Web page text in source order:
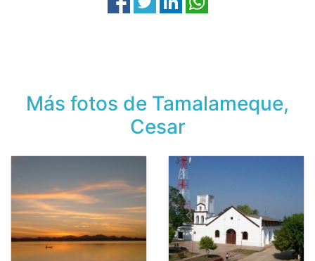
Más fotos de Tamalameque,
Cesar